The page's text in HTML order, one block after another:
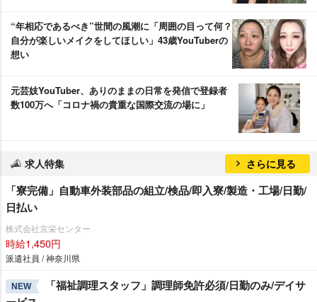
“年相応であるべき”世間の風潮に「周囲の目って何？
自分が楽しいメイクをしてほしい」43歳YouTuberの
想い
元芸妓YouTuber、ありのままの日常を発信で登録者
数100万へ「コロナ禍の貴重な国際交流の場に」
求人特集 さらに見る
「寮完備」自動車外装部品の組立/検品/即入寮/製造・工場/日勤/
日払い
株式会社京栄センター
時給1,450円
派遣社員 / 神奈川県
NEW
「福祉調理スタッフ」調理師免許必須/日勤のみ/デイサ